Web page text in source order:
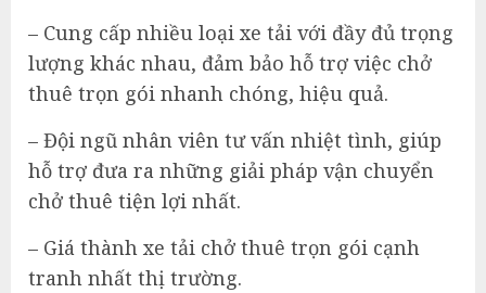
– Cung cấp nhiều loại xe tải với đầy đủ trọng
lượng khác nhau, đảm bảo hỗ trợ việc chở
thuê trọn gói nhanh chóng, hiệu quả.
– Đội ngũ nhân viên tư vấn nhiệt tình, giúp
hỗ trợ đưa ra những giải pháp vận chuyển
chở thuê tiện lợi nhất.
– Giá thành xe tải chở thuê trọn gói cạnh
tranh nhất thị trường.